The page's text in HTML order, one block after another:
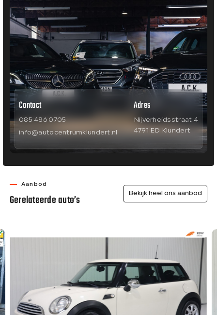
Contact
085 486 0705
info@autocentrumklundert.nl
Adres
Nijverheidsstraat 4
4791 ED Klundert
Aanbod
Gerelateerde auto’s Bekijk heel ons aanbod